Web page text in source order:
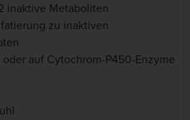
inaktive Metaboliten
zu inaktiven
auf Cytochrom-P450-Enzyme